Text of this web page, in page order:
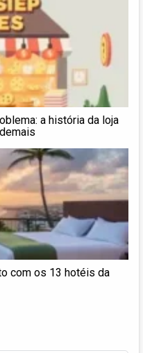
a história da loja
com os 13 hotéis da